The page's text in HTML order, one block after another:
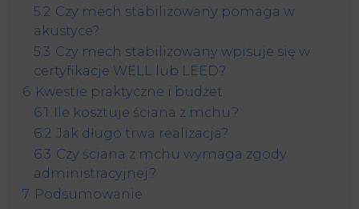
5.2 Czy mech stabilizowany pomaga w
akustyce?
5.3 Czy mech stabilizowany wpisuje się w
certyfikacje WELL lub LEED?
6 Kwestie praktyczne i budżet
6.1 Ile kosztuje ściana z mchu?
6.2 Jak długo trwa realizacja?
6.3 Czy ściana z mchu wymaga zgody
administracyjnej?
7 Podsumowanie